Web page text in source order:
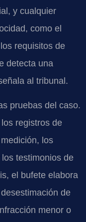
y cualquier
como el
requisitos de
detecta una
al tribunal.
pruebas del caso.
registros de
los
testimonios de
el bufete elabora
de
menor o